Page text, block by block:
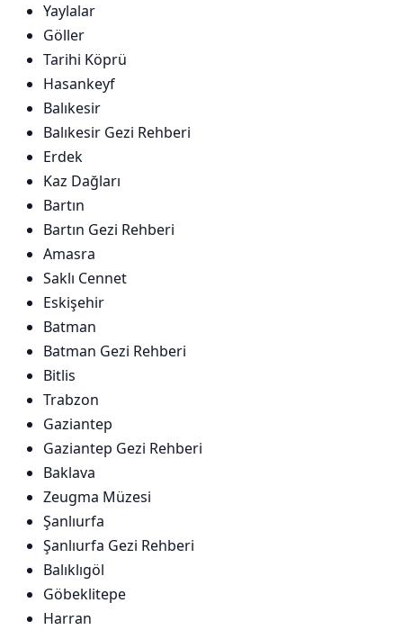
Yaylalar
Göller
Tarihi Köprü
Hasankeyf
Balıkesir
Balıkesir Gezi Rehberi
Erdek
Kaz Dağları
Bartın
Bartın Gezi Rehberi
Amasra
Saklı Cennet
Eskişehir
Batman
Batman Gezi Rehberi
Bitlis
Trabzon
Gaziantep
Gaziantep Gezi Rehberi
Baklava
Zeugma Müzesi
Şanlıurfa
Şanlıurfa Gezi Rehberi
Balıklıgöl
Göbeklitepe
Harran